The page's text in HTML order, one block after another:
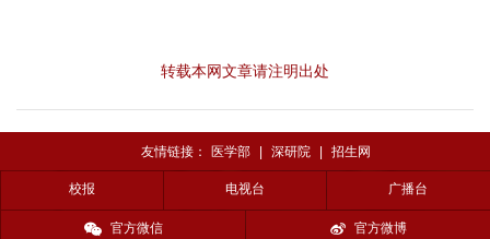
转载本网文章请注明出处
友情链接： 医学部 深研院 招生网
校报 电视台 广播台
官方微信 官方微博